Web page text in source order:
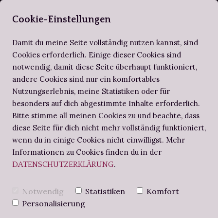
ZIRKEL DER SELBERBUCHBINDER
BUCHBINDEN-WORKSHOPS
BUCHBINDERS BRIEFE
SCHRITT FÜR SCHRITT
BUCHBINDE-PROJEKTE
ALTES WISSEN
NOTIZBUCH
DIE
BEIM BUCH IST
Cookie-Einstellungen
Damit du meine Seite vollständig nutzen kannst, sind
Cookies erforderlich. Einige dieser Cookies sind
notwendig, damit diese Seite überhaupt funktioniert,
andere Cookies sind nur ein komfortables
Nutzungserlebnis, meine Statistiken oder für
besonders auf dich abgestimmte Inhalte erforderlich.
Bitte stimme all meinen Cookies zu und beachte, dass
diese Seite für dich nicht mehr vollständig funktioniert,
wenn du in einige Cookies nicht einwilligst. Mehr
Informationen zu Cookies finden du in der
DATENSCHUTZERKLÄRUNG.
Notwendig Statistiken
Komfort
Personalisierung